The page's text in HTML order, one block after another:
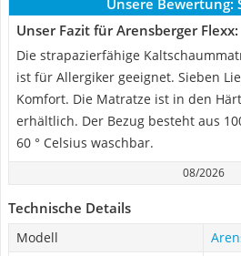
Unsere Bewertung:
Unser Fazit für Arensberger Flexx:
Die strapazierfähige
ist für Allergiker geeignet. Sieben
Komfort. Die Matratze ist in den
erhältlich. Der Bezug besteht aus
60 ° Celsius waschbar.
08/2026
Technische Details
Modell